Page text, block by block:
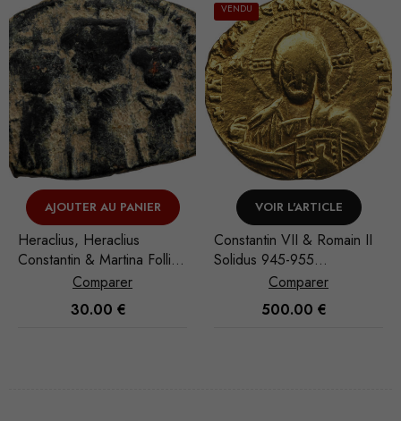
VENDU
VOIR L'ARTICLE
Constantin VII & Romain II
Solidus 945-955
Constantinople
Comparer
500.00€
VENDU
VOIR L'ARTICLE
Michel VII Ducas
Histamenon 1071-1078
Constantinople
Comparer
750.00 €